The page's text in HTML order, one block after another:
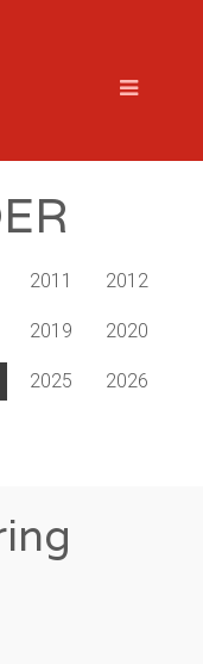
2011 2012
2019 2020
2025 2026